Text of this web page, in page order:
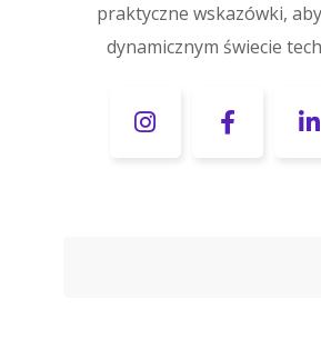
praktyczne wskazówki,
dynamicznym świecie